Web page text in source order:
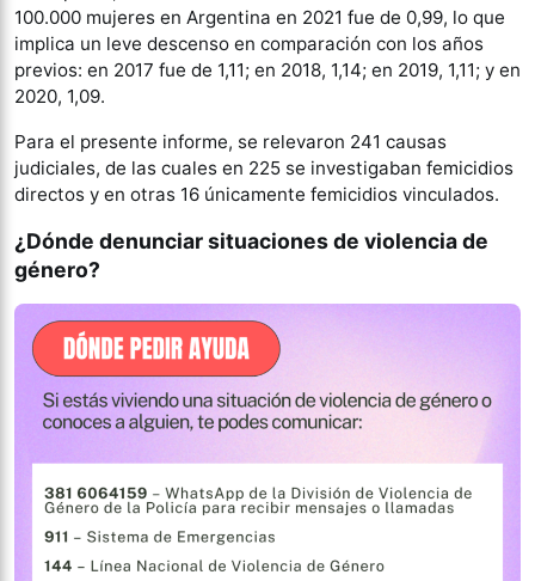
100.000 mujeres en Argentina en 2021 fue de 0,99, lo que
implica un leve descenso en comparación con los años
previos: en 2017 fue de 1,11; en 2018, 1,14; en 2019, 1,11; y en
2020, 1,09.
Para el presente informe, se relevaron 241 causas
judiciales, de las cuales en 225 se investigaban femicidios
directos y en otras 16 únicamente femicidios vinculados.
¿Dónde denunciar situaciones de violencia de
género?